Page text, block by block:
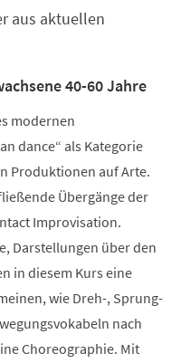
aus aktuellen
40-60 Jahre
modernen
dance“ als Kategorie
Produktionen auf Arte.
Übergänge der
Improvisation.
Darstellungen über den
in diesem Kurs eine
wie Dreh-, Sprung-
nach
Choreographie. Mit